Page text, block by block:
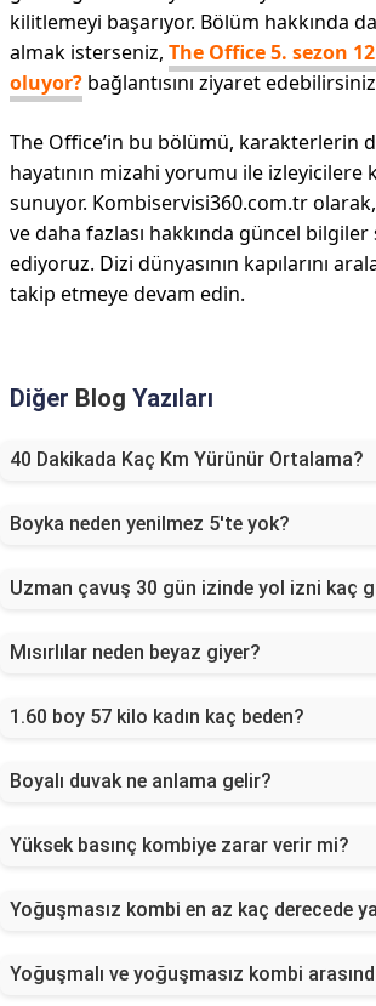
kilitlemeyi başarıyor. Bölüm hakkında
almak isterseniz, The Office 5. sezon
oluyor? bağlantısını ziyaret
The Office’in bu bölümü, karakterlerin
hayatının mizahi yorumu ile izleyicilere
sunuyor. Kombiservisi360.com.tr
ve daha fazlası hakkında güncel
ediyoruz. Dizi dünyasının kapılarını
takip etmeye devam edin.
Diğer Blog Yazıları
40 Dakikada Kaç Km Yürünür Ortalama?
Boyka neden yenilmez 5'te yok?
Uzman çavuş 30 gün izinde yol izni kaç
Mısırlılar neden beyaz giyer?
1.60 boy 57 kilo kadın kaç beden?
Boyalı duvak ne anlama gelir?
Yüksek basınç kombiye zarar verir mi?
Yoğuşmasız kombi en az kaç derecede
Yoğuşmalı ve yoğuşmasız kombi